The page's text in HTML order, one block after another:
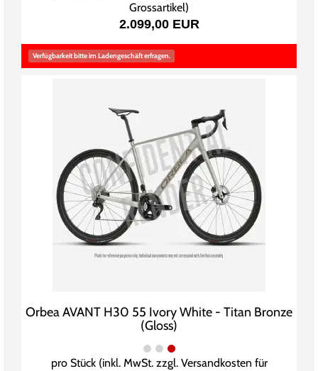
Grossartikel)
2.099,00 EUR
Verfügbarkeit bitte im Ladengeschäft erfragen.
Orbea AVANT H30 55 Ivory White - Titan Bronze
(Gloss)
pro Stück (inkl. MwSt. zzgl. Versandkosten für